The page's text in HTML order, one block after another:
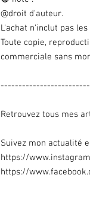
@droit d'auteur.
L'achat n'inclut pas
Toute copie,
commerciale sans
Retrouvez tous mes
Suivez mon actualité
https://
https://